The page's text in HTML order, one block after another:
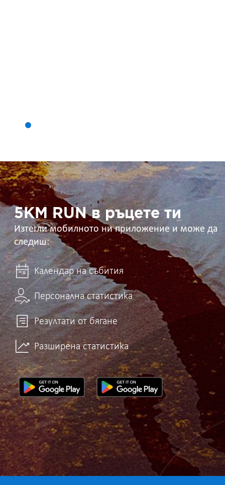
5KM
RUN
в
ръцете
ти 5KM RUN в ръцете ти
Изтегли мобилното ни приложение и може да
следиш:
Календар на събития
Персонална статистика
Резултати от бягане
Разширена статистика